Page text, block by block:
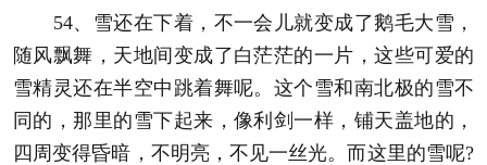
54、雪还在下着，不一会儿就变成了鹅毛大雪，
随风飘舞，天地间变成了白茫茫的一片，这些可爱的
雪精灵还在半空中跳着舞呢。这个雪和南北极的雪不
同的，那里的雪下起来，像利剑一样，铺天盖地的，
四周变得昏暗，不明亮，不见一丝光。而这里的雪呢?